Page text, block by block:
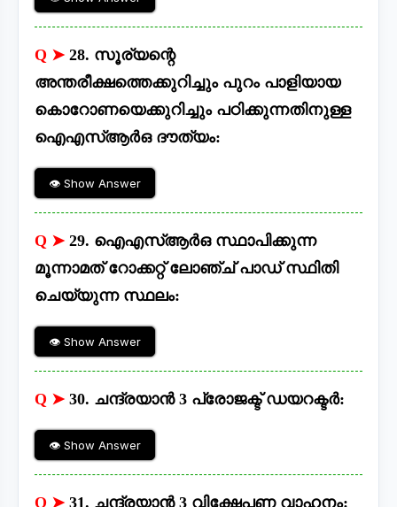
Q ➤ 28. സൂര്യന്റെ
അന്തരീക്ഷത്തെക്കുറിച്ചും പുറം പാളിയായ
കൊറോണയെക്കുറിച്ചും പഠിക്കുന്നതിനുള്ള
ഐഎസ്ആർഒ ദൗത്യം:
👁 Show Answer
Q ➤ 29. ഐഎസ്ആർഒ സ്ഥാപിക്കുന്ന
മൂന്നാമത് റോക്കറ്റ് ലോഞ്ച് പാഡ് സ്ഥിതി
ചെയ്യുന്ന സ്ഥലം:
👁 Show Answer
Q ➤ 30. ചന്ദ്രയാൻ 3 പ്രോജക്ട് ഡയറക്ടർ:
👁 Show Answer
Q ➤ 31. ചന്ദ്രയാൻ 3 വിക്ഷേപണ വാഹനം: